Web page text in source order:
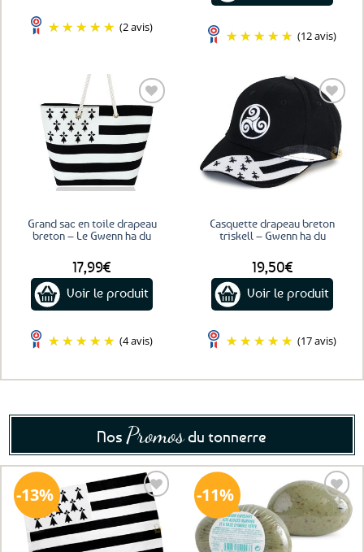
(2 avis)
(12 avis)
Ajouter
aux
favoris
Grand sac en toile drapeau
breton – Le Gwenn ha du
17,99€
Voir le produit
(4 avis)
Ajouter
favoris
Casquette drapeau breton
triskell – Gwenn ha du
19,50€
Voir le produit
(17 avis)
Nos Promosdu tonnerre
13%
Ajouter
aux
favoris
11%
Ajouter
aux
favoris